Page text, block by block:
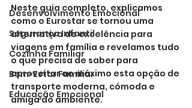
Desenvolvimento Emocional
Segurança Infantil
Cozinha Familiar
Bem-Estar Familiar
Educação Emocional
Neste guia completo, explicamos
como o Eurostar se tornou uma
alternativa de excelência para
viagens em família e revelamos tudo
o que precisa de saber para
aproveitar ao máximo esta opção de
transporte moderna, cómoda e
amiga do ambiente.